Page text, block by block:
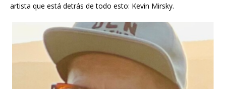
artista que está detrás de todo esto: Kevin Mirsky.